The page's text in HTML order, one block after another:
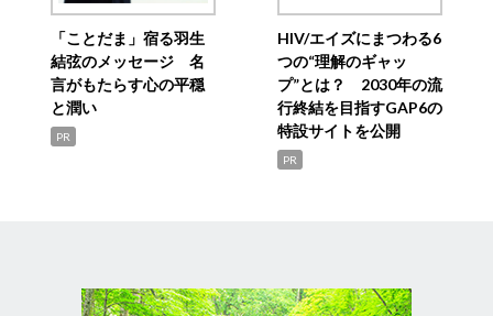
「ことだま」宿る羽生
結弦のメッセージ 名
言がもたらす心の平穏
と潤い
PR
HIV/エイズにまつわる6
つの“理解のギャッ
プ”とは？ 2030年の流
行終結を目指すGAP6の
特設サイトを公開
PR